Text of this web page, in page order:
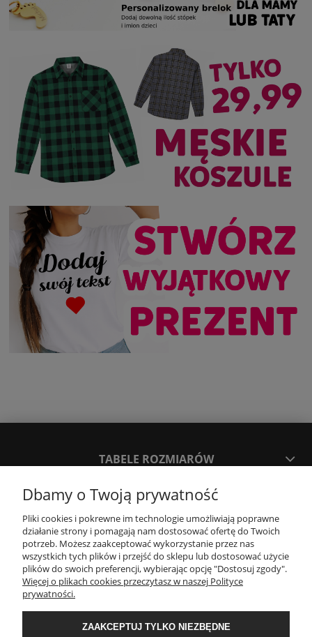
TABELE ROZMIARÓW
SPOSOBY PŁATNOŚCI ORAZ CZAS I KOSZTY DOSTAWY
DOSTAWY
KONTAKT
WYMIANA / ZWROTY / REKLAMACJE
Dbamy o Twoją prywatność
Pliki cookies i pokrewne im technologie umożliwiają poprawne
działanie strony i pomagają nam dostosować ofertę do Twoich
potrzeb. Możesz zaakceptować wykorzystanie przez nas
wszystkich tych plików i przejść do sklepu lub dostosować użycie
plików do swoich preferencji, wybierając opcję "Dostosuj zgody".
Więcej o plikach cookies przeczytasz w naszej Polityce
prywatności.
ZAAKCEPTUJ TYLKO NIEZBĘDNE